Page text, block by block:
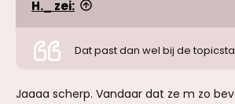
H._ zei:
Dat past dan wel bij de
Jaaaa scherp. Vandaar dat ze m zo